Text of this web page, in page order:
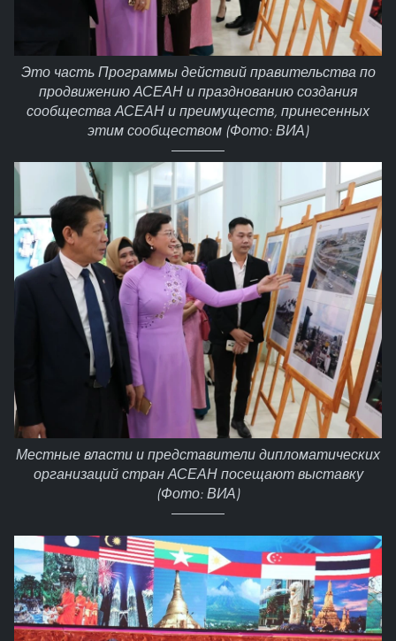
Это часть Программы действий правительства по
продвижению АСЕАН и празднованию создания
сообщества АСЕАН и преимуществ, принесенных
этим сообществом (Фото: ВИА)
Местные власти и представители дипломатических
организаций стран АСЕАН посещают выставку
(Фото: ВИА)